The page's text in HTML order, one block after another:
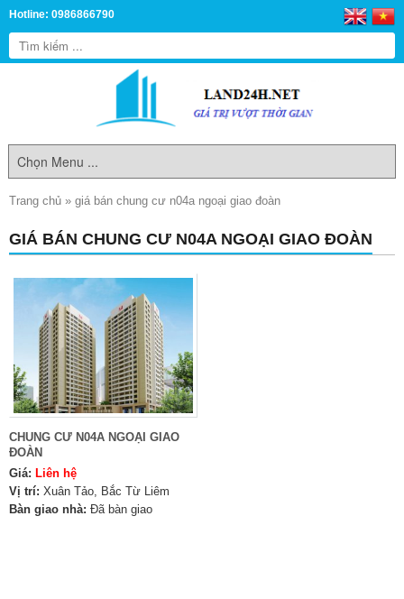
Hotline: 0986866790
Trang chủ » giá bán chung cư n04a ngoại giao đoàn
GIÁ BÁN CHUNG CƯ N04A NGOẠI GIAO ĐOÀN
CHUNG CƯ N04A NGOẠI GIAO
ĐOÀN
Giá: Liên hệ
Vị trí: Xuân Tảo, Bắc Từ Liêm
Bàn giao nhà: Đã bàn giao